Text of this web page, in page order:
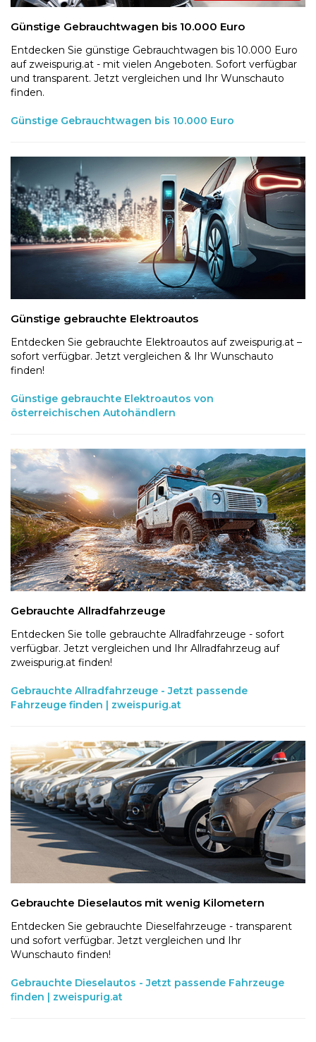
Günstige Gebrauchtwagen bis 10.000 Euro
Entdecken Sie günstige Gebrauchtwagen bis 10.000 Euro
auf zweispurig.at - mit vielen Angeboten. Sofort verfügbar
und transparent. Jetzt vergleichen und Ihr Wunschauto
finden.
Günstige Gebrauchtwagen bis 10.000 Euro
Günstige gebrauchte Elektroautos
Entdecken Sie gebrauchte Elektroautos auf zweispurig.at –
sofort verfügbar. Jetzt vergleichen & Ihr Wunschauto
finden!
Günstige gebrauchte Elektroautos von
österreichischen Autohändlern
Gebrauchte Allradfahrzeuge
Entdecken Sie tolle gebrauchte Allradfahrzeuge - sofort
verfügbar. Jetzt vergleichen und Ihr Allradfahrzeug auf
zweispurig.at finden!
Gebrauchte Allradfahrzeuge - Jetzt passende
Fahrzeuge finden | zweispurig.at
Gebrauchte Dieselautos mit wenig Kilometern
Entdecken Sie gebrauchte Dieselfahrzeuge - transparent
und sofort verfügbar. Jetzt vergleichen und Ihr
Wunschauto finden!
Gebrauchte Dieselautos - Jetzt passende Fahrzeuge
finden | zweispurig.at